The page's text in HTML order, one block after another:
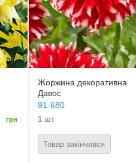
грн
Жоржина декоративна
Давос
91-680
1 шт
Товар закінчився